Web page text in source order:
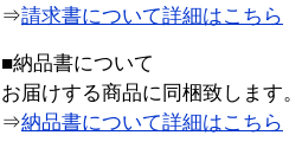
⇒請求書について詳細はこちら
■納品書について
お届けする商品に同梱致します。
⇒納品書について詳細はこちら